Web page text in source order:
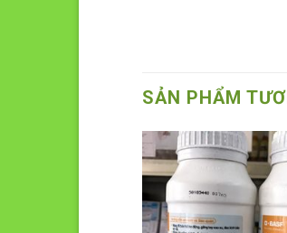
SẢN PHẨM